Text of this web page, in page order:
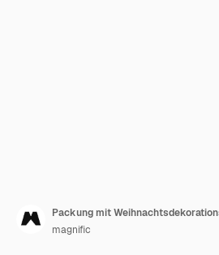
Packung mit
magnific